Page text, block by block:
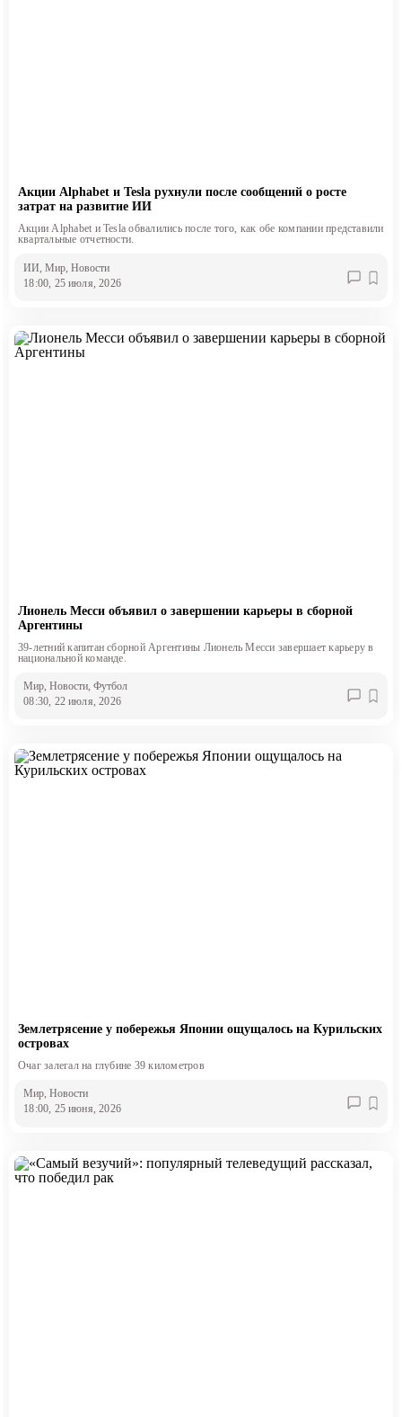
Акции Alphabet и Tesla рухнули после сообщений о росте
затрат на развитие ИИ
Акции Alphabet и Tesla обвалились после того, как обе компании представили
квартальные отчетности.
ИИ, Мир, Новости
18:00, 25 июля, 2026
Лионель Месси объявил о завершении карьеры в сборной
Аргентины
39-летний капитан сборной Аргентины Лионель Месси завершает карьеру в
национальной команде.
Мир, Новости, Футбол
08:30, 22 июля, 2026
Землетрясение у побережья Японии ощущалось на Курильских
островах
Очаг залегал на глубине 39 километров
Мир, Новости
18:00, 25 июня, 2026